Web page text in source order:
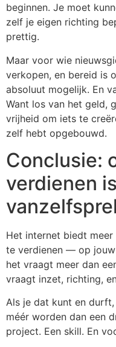
beginnen. Je moet
zelf je eigen richting
prettig.
Maar voor wie
verkopen, en bereid is
absoluut mogelijk. En
Want los van het geld,
vrijheid om iets te
zelf hebt opgebouwd.
Conclusie:
verdienen
Het internet biedt
te verdienen — op
het vraagt meer dan
vraagt inzet, richting,
Als je dat kunt en
méér worden dan een
project. Een skill. En